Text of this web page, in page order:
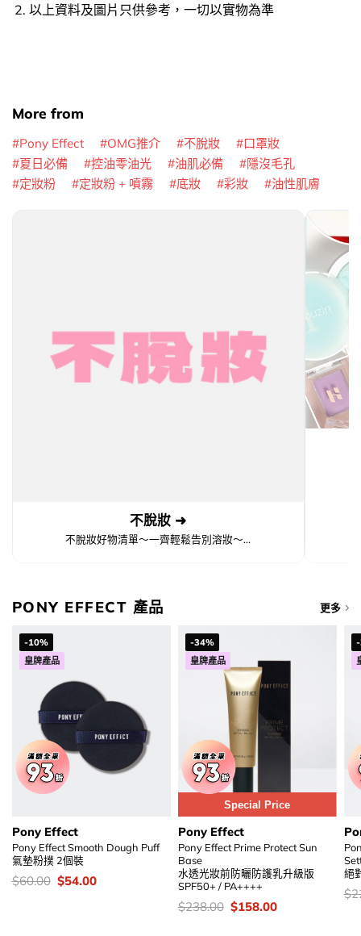
以上資料及圖片只供參考，一切以實物為準
More from
Pony Effect OMG推介 不脫妝
口罩妝
夏日必備
控油零油光 油肌必備
隱沒毛孔
定妝粉
定妝粉 + 噴霧 底妝 彩妝 油性肌膚
不脫妝 ➜
不脫妝好物清單～一齊輕鬆告別溶妝～...
PONY EFFECT 產品 更多
-10%
皇牌產品
Pony Effect
Pony Effect Smooth Dough Puff
氣墊粉撲 2個裝
價
錢：
$60.00 Original
price
$54.00Current
-34%
皇牌產品
Special Price
Pony Effect
Pony Effect Prime Protect Sun
Base
水透光妝前防曬防護乳升級版
SPF50+ / PA++++
價
錢：
$238.00 Original
price
$158.00Current
絕
價
錢
$